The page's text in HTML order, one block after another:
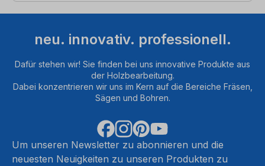
neu. innovativ. professionell.
Dafür stehen wir! Sie finden bei uns innovative Produkte aus
der Holzbearbeitung.
Dabei konzentrieren wir uns im Kern auf die Bereiche Fräsen,
Sägen und Bohren.
Um unseren Newsletter zu abonnieren und die
neuesten Neuigkeiten zu unseren Produkten zu